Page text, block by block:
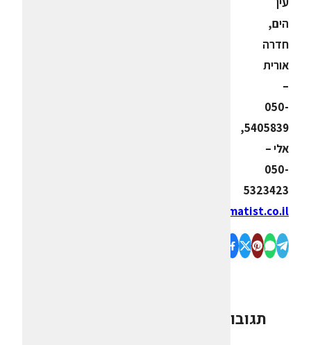
הים,
חדרה
אורית
–
050-
5405839,
אלי –
050-
5323423
www.amatist.co.il
תגובות